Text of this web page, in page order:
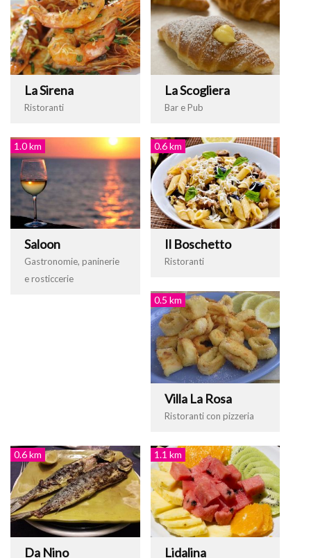
La Sirena
Ristoranti
La Scogliera
Bar e Pub
1.0 km
Saloon
Gastronomie, paninerie
e rosticcerie
0.6 km
Il Boschetto
Ristoranti
0.5 km
Villa La Rosa
Ristoranti con pizzeria
0.6 km
Da Nino
1.1 km
Lidalina